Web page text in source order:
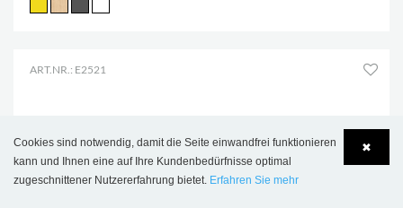
ART.NR.: E2521
✖
Cookies sind notwendig, damit die Seite einwandfrei funktionieren
kann und Ihnen eine auf Ihre Kundenbedürfnisse optimal
zugeschnittener Nutzererfahrung bietet. Erfahren Sie mehr